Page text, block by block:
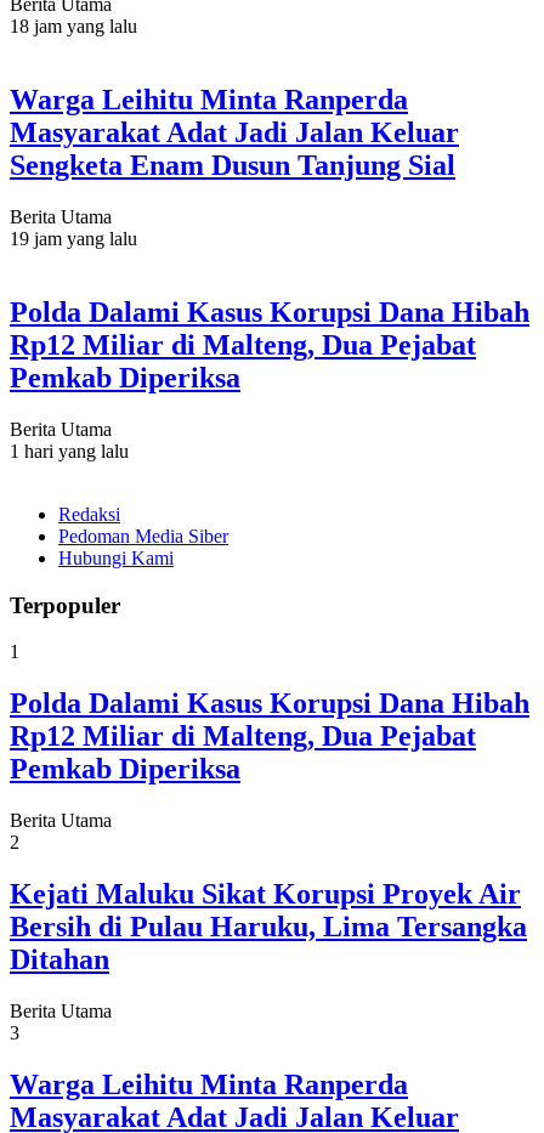
Berita Utama
18 jam yang lalu
Warga Leihitu Minta Ranperda
Masyarakat Adat Jadi Jalan Keluar
Sengketa Enam Dusun Tanjung Sial
Berita Utama
19 jam yang lalu
Polda Dalami Kasus Korupsi Dana Hibah
Rp12 Miliar di Malteng, Dua Pejabat
Pemkab Diperiksa
Berita Utama
1 hari yang lalu
Redaksi
Pedoman Media Siber
Hubungi Kami
Terpopuler
1
Polda Dalami Kasus Korupsi Dana Hibah
Rp12 Miliar di Malteng, Dua Pejabat
Pemkab Diperiksa
Berita Utama
2
Kejati Maluku Sikat Korupsi Proyek Air
Bersih di Pulau Haruku, Lima Tersangka
Ditahan
Berita Utama
3
Warga Leihitu Minta Ranperda
Masyarakat Adat Jadi Jalan Keluar